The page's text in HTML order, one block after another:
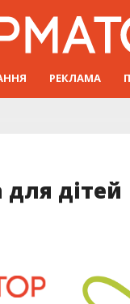
РЕКЛАМА
для дітей